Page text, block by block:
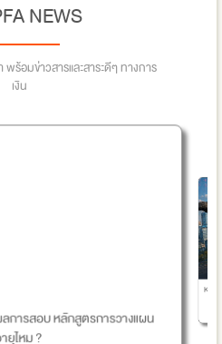
NEWS
พร้อมข่าวสารและสาระดีๆ ทางการ
เงิน
การสอบ หลักสูตรการวางแผน
ไหม ?